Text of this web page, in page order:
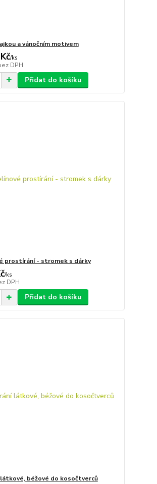
a vánočním motivem
/ks
DPH
Přidat do košíku
prostírání - stromek s dárky
/ks
DPH
Přidat do košíku
béžové do kosočtverců